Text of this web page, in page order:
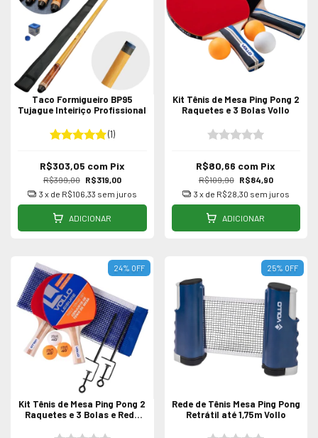
Taco Formigueiro BP95
Tujague Inteiriço Profissional
(1)
R$399,00 R$319,00
R$303,05 com Pix
3 x de R$106,33 sem juros
ADICIONAR
Kit Tênis de Mesa Ping Pong 2
Raquetes e 3 Bolas Vollo
R$109,90 R$84,90
R$80,66 com Pix
3 x de R$28,30 sem juros
ADICIONAR
24% OFF
Kit Tênis de Mesa Ping Pong 2
Raquetes e 3 Bolas e Rede
25% OFF
Rede de Tênis Mesa Ping Pong
Retrátil até 1,75m Vollo